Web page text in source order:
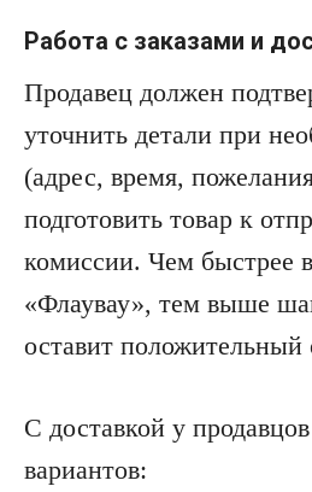
Работа с заказами и
Продавец должен
уточнить детали при
(адрес, время,
подготовить товар к
комиссии. Чем быстрее
«Флаувау», тем выше
оставит положительный
С доставкой у
вариантов: